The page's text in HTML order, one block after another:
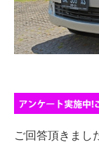
ご回答頂きまし